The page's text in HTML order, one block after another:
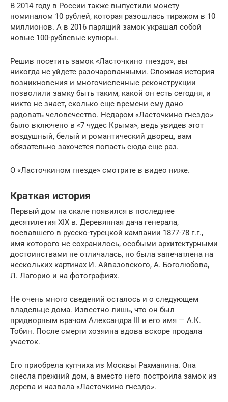
В 2014 году в России также выпустили монету
номиналом 10 рублей, которая разошлась тиражом в 10
миллионов. А в 2016 парящий замок украшал собой
новые 100-рублевые купюры.
Решив посетить замок «Ласточкино гнездо», вы
никогда не уйдете разочарованными. Сложная история
возникновения и многочисленные реконструкции
позволили замку быть таким, какой он есть сегодня, и
никто не знает, сколько еще времени ему дано
радовать человечество. Недаром «Ласточкино гнездо»
было включено в «7 чудес Крыма», ведь увидев этот
воздушный, белый и романтический дворец, вам
обязательно захочется попасть сюда еще раз.
О «Ласточкином гнезде» смотрите в видео ниже.
Краткая история
Первый дом на скале появился в последнее
десятилетия XIX в. Деревянная дача генерала,
воевавшего в русско-турецкой кампании 1877-78 г.г.,
имя которого не сохранилось, особыми архитектурными
достоинствами не отличалась, но была запечатлена на
нескольких картинах И. Айвазовского, А. Боголюбова,
Л. Лагорио и на фотографиях.
Не очень много сведений осталось и о следующем
владельце дома. Известно лишь, что он был
придворным врачом Александра III и его имя — А.К.
Тобин. После смерти хозяина вдова вскоре продала
участок.
Его приобрела купчиха из Москвы Рахманина. Она
снесла прежний дом, а вместо него построила замок из
дерева и назвала «Ласточкино гнездо».